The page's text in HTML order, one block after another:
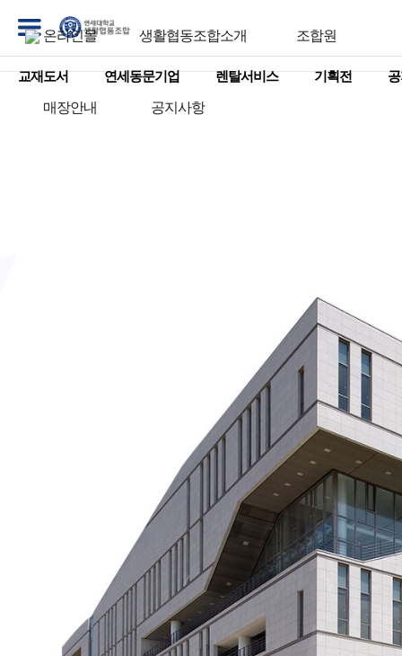
교재도서 연세동문기업 렌탈서비스 기획전
온라인몰 생활협동조합소개 조합원
매장안내 공지사항